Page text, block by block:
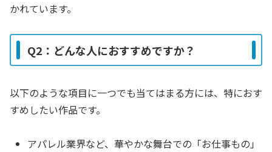
かれています。
Q2：どんな人におすすめですか？
以下のような項目に一つでも当てはまる方には、特におす
すめしたい作品です。
アパレル業界など、華やかな舞台での「お仕事もの」